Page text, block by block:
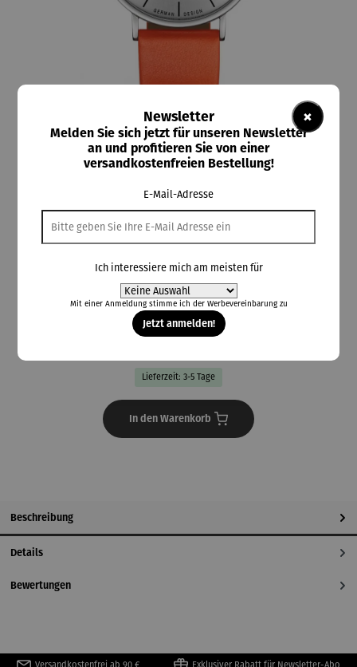
Ruhla
RUHLA-Damenuhr Style 30168-1
103,20 €
UVP129,00 €
Lieferzeit: 3-5 Tage
In den Warenkorb
Beschreibung
Details
Bewertungen
Versandkostenfrei ab 90 € Exklusiver Rabatt für Newsletter-Abo
×
Newsletter
Melden Sie sich jetzt für unseren Newsletter
an und profitieren Sie von einer
versandkostenfreien Bestellung!
E-Mail-Adresse
Ich interessiere mich am meisten für
Mit einer Anmeldung stimme ich der Werbevereinbarungzu
Jetzt anmelden!